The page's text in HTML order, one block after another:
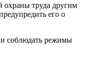
охраны труда другим
его о
соблюдать режимы